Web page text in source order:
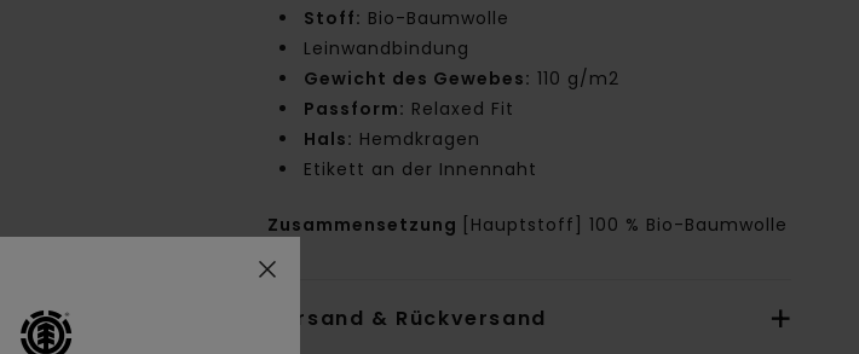
Stoff: Bio-Baumwolle
Leinwandbindung
Gewicht des Gewebes: 110 g/m2
Passform: Relaxed Fit
Hals: Hemdkragen
Etikett an der Innennaht
Zusammensetzung [Hauptstoff] 100 % Bio-Baumwolle
Versand & Rückversand